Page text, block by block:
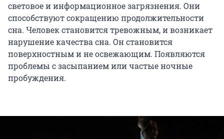
световое и информационное загрязнения. Они
способствуют сокращению продолжительности
сна. Человек становится тревожным, и возникает
нарушение качества сна. Он становится
поверхностным и не освежающим. Появляются
проблемы с засыпанием или частые ночные
пробуждения.